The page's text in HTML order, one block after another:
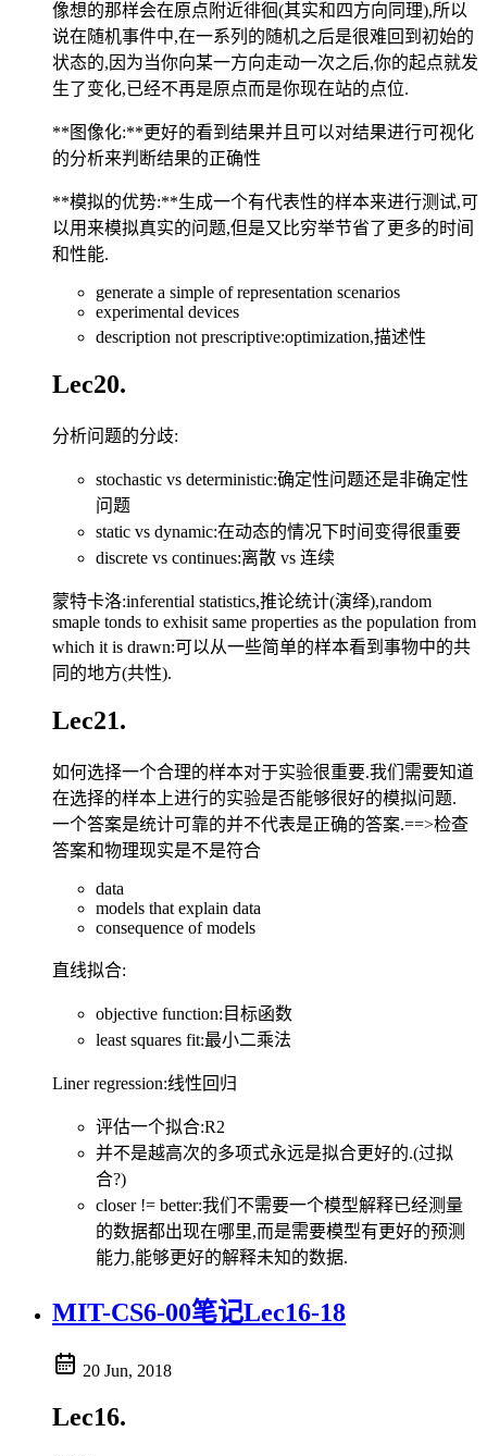
像想的那样会在原点附近徘徊(其实和四方向同理),所以
说在随机事件中,在一系列的随机之后是很难回到初始的
状态的,因为当你向某一方向走动一次之后,你的起点就发
生了变化,已经不再是原点而是你现在站的点位.
**图像化:**更好的看到结果并且可以对结果进行可视化
的分析来判断结果的正确性
**模拟的优势:**生成一个有代表性的样本来进行测试,可
以用来模拟真实的问题,但是又比穷举节省了更多的时间
和性能.
generate a simple of representation scenarios
experimental devices
description not prescriptive:optimization,描述性
Lec20.
分析问题的分歧:
stochastic vs deterministic:确定性问题还是非确定性
问题
static vs dynamic:在动态的情况下时间变得很重要
discrete vs continues:离散 vs 连续
蒙特卡洛:inferential statistics,推论统计(演绎),random
smaple tonds to exhisit same properties as the population from
which it is drawn:可以从一些简单的样本看到事物中的共
同的地方(共性).
Lec21.
如何选择一个合理的样本对于实验很重要.我们需要知道
在选择的样本上进行的实验是否能够很好的模拟问题.
一个答案是统计可靠的并不代表是正确的答案.==>检查
答案和物理现实是不是符合
data
models that explain data
consequence of models
直线拟合:
objective function:目标函数
least squares fit:最小二乘法
Liner regression:线性回归
评估一个拟合:R2
并不是越高次的多项式永远是拟合更好的.(过拟
合?)
closer != better:我们不需要一个模型解释已经测量
的数据都出现在哪里,而是需要模型有更好的预测
能力,能够更好的解释未知的数据.
MIT-CS6-00笔记Lec16-18
20 Jun, 2018
Lec16.